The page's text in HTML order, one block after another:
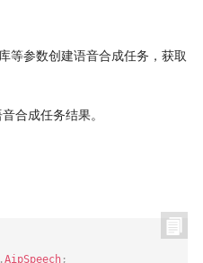
等参数创建语音合成任务，获取
合成任务结果。
AipSpeech;